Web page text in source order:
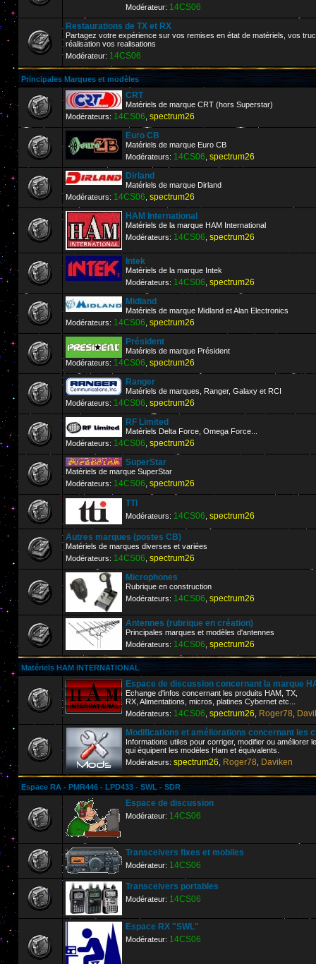
Modérateur: 14CS06
Restaurations de TX et RX
Partagez votre expérience sur vos remises en état de matériels, vos
réalisation vos realisations
Modérateur: 14CS06
Principales Marques et modèles
CRT
Matériels de marque CRT (hors Superstar)
Modérateurs: 14CS06 spectrum26
Euro CB
Matériels de marque Euro CB
Modérateurs: 14CS06 spectrum26
Dirland
Matériels de marque Dirland
Modérateurs: 14CS06 spectrum26
HAM International
Matériels de la marque HAM International
Modérateurs: 14CS06 spectrum26
Intek
Matériels de la marque Intek
Modérateurs: 14CS06 spectrum26
Midland
Matériels de marque Midland et Alan Electronics
Modérateurs: 14CS06 spectrum26
Président
Matériels de marque Président
Modérateurs: 14CS06 spectrum26
Ranger
Matériels de marques, Ranger, Galaxy et RCI
Modérateurs: 14CS06 spectrum26
RF Limited
Matériels Delta Force, Omega Force...
Modérateurs: 14CS06 spectrum26
SuperStar
Matériels de marque SuperStar
Modérateurs: 14CS06 spectrum26
TTI
Modérateurs: 14CS06 spectrum26
Autres marques (postes CB)
Matériels de marques diverses et variées
Modérateurs: 14CS06 spectrum26
Microphones
Rubrique en construction
Modérateurs: 14CS06 spectrum26
Antennes (rubrique en création)
Principales marques et modèles d'antennes
Modérateurs: 14CS06 spectrum26
Matériels HAM INTERNATIONAL
Espace de discussion concernant la marque
Echange d'infos concernant les produits HAM, TX,
RX, Alimentations, micros, platines Cybernet etc...
Modérateurs: 14CS06 spectrum26 Roger78
Modifications et améliorations concernant les
Informations utiles pour corriger, modifier ou
qui équipent les modèles Ham et équivalents.
Modérateurs: spectrum26 Roger78 Daviken
Espace RA - PMR446 - LPD433 - SWL - SDR
Espace de discussion
Modérateur: 14CS06
Transceivers fixes et mobiles
Modérateur: 14CS06
Transceivers portables
Modérateur: 14CS06
Espace RX "SWL"
Modérateur: 14CS06